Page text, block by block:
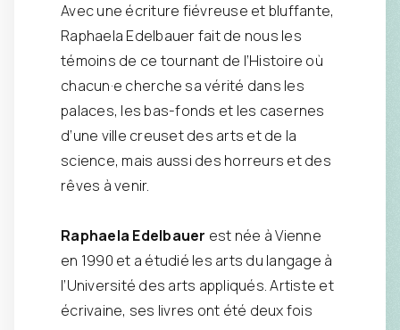
Avec une écriture fiévreuse et bluffante,
Raphaela Edelbauer fait de nous les
témoins de ce tournant de l’Histoire où
chacun·e cherche sa vérité dans les
palaces, les bas-fonds et les casernes
d’une ville creuset des arts et de la
science, mais aussi des horreurs et des
rêves à venir.
Raphaela Edelbauer est née à Vienne
en 1990 et a étudié les arts du langage à
l’Université des arts appliqués. Artiste et
écrivaine, ses livres ont été deux fois